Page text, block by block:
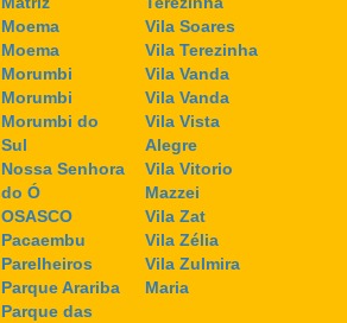
Moema
Moema
Morumbi
Morumbi
Morumbi do
Sul
Nossa Senhora
do Ó
OSASCO
Pacaembu
Parelheiros
Parque Arariba
Parque das
Vila Soares
Vila Terezinha
Vila Vanda
Vila Vanda
Vila Vista
Alegre
Vila Vitorio
Mazzei
Vila Zat
Vila Zélia
Vila Zulmira
Maria